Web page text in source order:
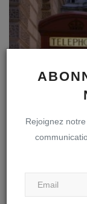
Rejoignez
London 2011